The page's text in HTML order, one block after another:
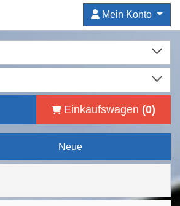
Mein Konto
Einkaufswagen (0)
Neue